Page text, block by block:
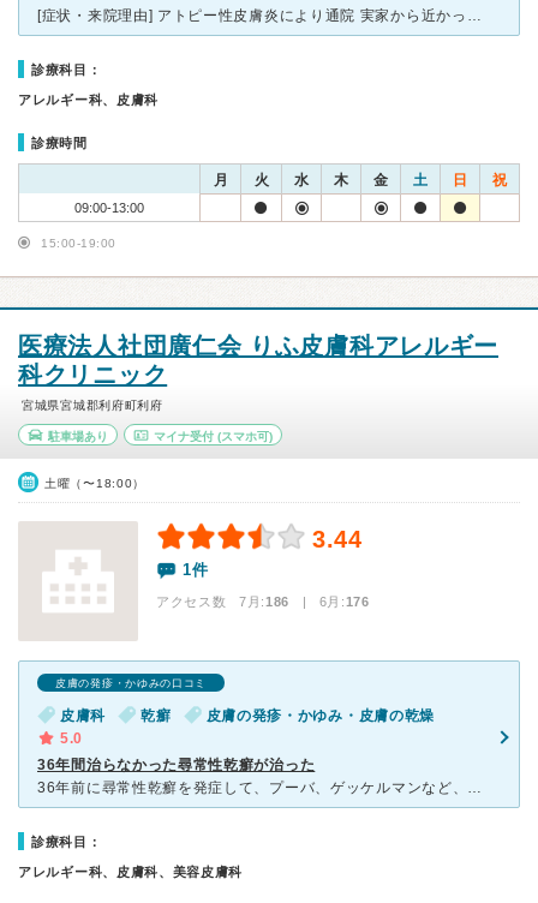
[症状・来院理由] アトピー性皮膚炎により通院 実家から近かったため昔からよく通院しておりました。 [医師の診断・治療法] 以前より通院しておりましたが基本的には症状をみて炎症が酷ければス
診療科目：
アレルギー科、皮膚科
診療時間
月 火 水 木 金 土 日 祝
09:00-13:00
15:00-19:00
医療法人社団廣仁会 りふ皮膚科アレルギー
科クリニック
宮城県宮城郡利府町利府
駐車場あり マイナ受付(スマホ可)
土曜（〜18:00）
3.44
1件
アクセス数 7月:186 | 6月:176
皮膚の発疹・かゆみの口コミ
皮膚科 乾癬
皮膚の発疹・かゆみ・皮膚の乾燥
5.0
36年間治らなかった尋常性乾癬が治った
36年前に尋常性乾癬を発症して、プーバ、ゲッケルマンなど、様々な治療を試しましたが治りませんでした。全身が白銀色の乾燥肌で、常に皮膚が剥がれ落ち、会社のデスクや自宅の部屋は、いつも私の皮膚だらけ。夏で
診療科目：
アレルギー科、皮膚科、美容皮膚科